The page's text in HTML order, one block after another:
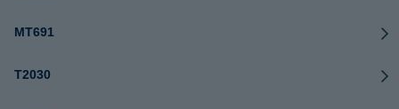
MT691
T2030